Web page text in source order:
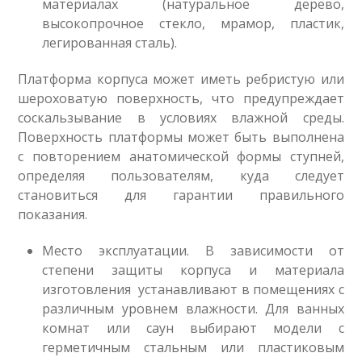
материалах (натуральное дерево,
высокопрочное стекло, мрамор, пластик,
легированная сталь).
Платформа корпуса может иметь ребристую или
шероховатую поверхность, что предупреждает
соскальзывание в условиях влажной среды.
Поверхность платформы может быть выполнена
с повторением анатомической формы ступней,
определяя пользователям, куда следует
становиться для гарантии правильного
показания.
Место эксплуатации. В зависимости от
степени защиты корпуса и материала
изготовления устанавливают в помещениях с
различным уровнем влажности. Для ванных
комнат или саун выбирают модели с
герметичным стальным или пластиковым